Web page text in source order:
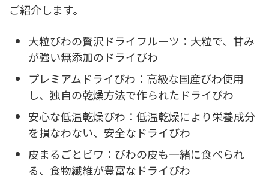
ご紹介します。
大粒びわの贅沢ドライフルーツ：大粒で、甘み
が強い無添加のドライびわ
プレミアムドライびわ：高級な国産びわ使用
し、独自の乾燥方法で作られたドライびわ
安心な低温乾燥びわ：低温乾燥により栄養成分
を損なわない、安全なドライびわ
皮まるごとビワ：びわの皮も一緒に食べられ
る、食物繊維が豊富なドライびわ